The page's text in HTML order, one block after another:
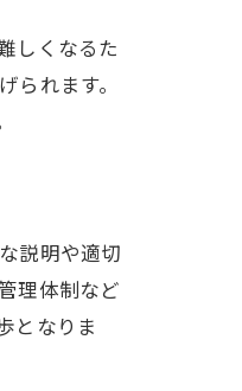
しくなるた
れます。
説明や適切
理体制など
となりま